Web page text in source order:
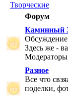
Творческие
Форум
Каминный
Здесь же -
Разное
Все что
поделки,